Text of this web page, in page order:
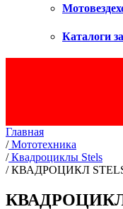
Каталоги
Главная
/ Мототехника
/ Квадроциклы Stels
/КВАДРОЦИКЛ
КВАДРОЦИКЛ